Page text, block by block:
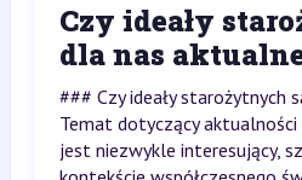
Czy ideały
dla nas
### Czy ideały starożytnych
Temat dotyczący
jest niezwykle interesujący,